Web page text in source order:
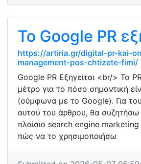
Το Google PR
https://artiria.gr/digital-pr-kai-
management-pos-chtizete-fimi/
Google PR Εξηγείται <br/> Το
μέτρο για το πόσο σημαντική
(σύμφωνα με το Google). Για
αυτού του άρθρου, θα
πλαίσιο search engine marketing
πώς να το χρησιμοποιήσω